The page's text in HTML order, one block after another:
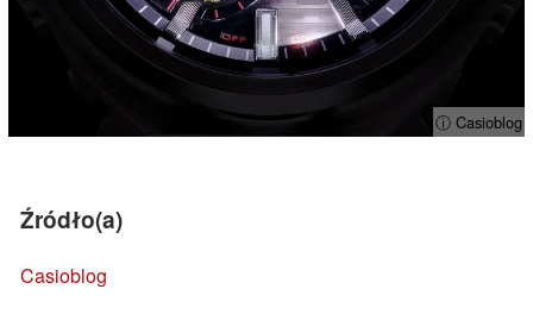
ⓘ Casioblog
Źródło(a)
Casioblog